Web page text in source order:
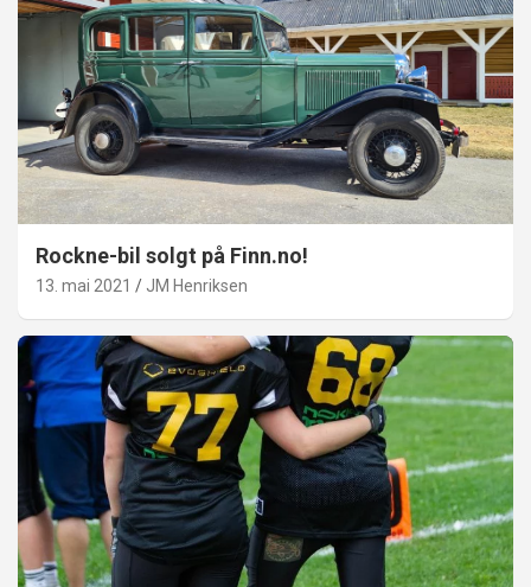
Rockne-bil solgt på Finn.no!
13. mai 2021 JM Henriksen